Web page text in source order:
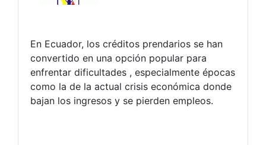
En Ecuador, los créditos prendarios se han
convertido en una opción popular para
enfrentar dificultades , especialmente épocas
como la de la actual crisis económica donde
bajan los ingresos y se pierden empleos.